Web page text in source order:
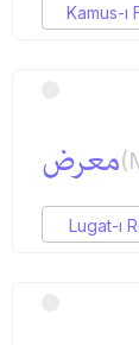
Kamus-ı
معرض
Lugat-ı